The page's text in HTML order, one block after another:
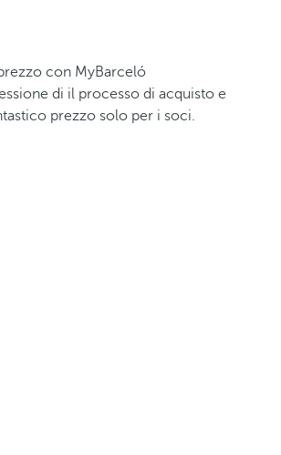
con MyBarceló
di il processo di acquisto e
prezzo solo per i soci.